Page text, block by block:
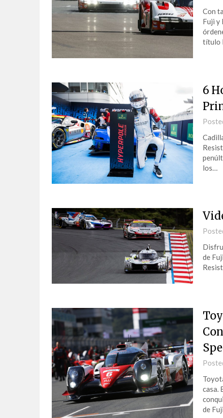
Con
Fuji y
título
6
los…
de
casa.
de